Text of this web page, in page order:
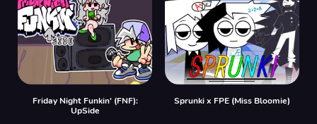
Friday Night Funkin' (FNF):
UpSide
Sprunki x FPE (Miss Bloomie)